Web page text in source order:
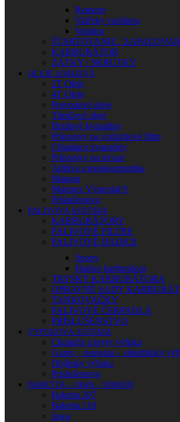
Remene
Valčeky variátora
Variátor
ŠTARTOVANIE /
KARBURÁTOR
ZÁTKY / SKRUTKY
OLEJE A MAZIVÁ
2T Oleje
4T Oleje
Prevodové oleje
Tlmičové oleje
Brzdové kvapaliny
Prípravky na vzduchové filtre
Chladiace kvapaliny
Prípravky na reťaze
Aditíva a motokozmetika
Magura
Motorex Výpredaj!!!
Príslušenstvo
PALIVOVÁ SÚSTAVA
KARBURÁTORY
PALIVOVÉ FILTRE
PALIVOVÉ HADICE
Spony
Hadice karburátora
TRYSKY KARBURÁTORA
OPRAVNÉ SADY
TANKOVAČKY
PALIVOVÉ ČERPADLÁ
PRÍSLUŠENSTVO
VÝFUKOVÁ SÚSTAVA
Chrániče a kryty výfuku
Gumy – tesnenia – silentbloky
Objímky výfuku
Príslušenstvo
BABETTA – JAWA – SIMSON
Babetta 207
Babetta 210
Jawa